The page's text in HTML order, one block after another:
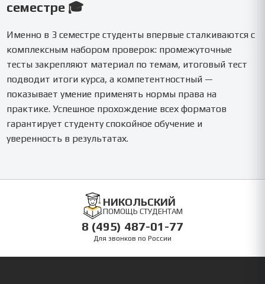
семестре 🎓
Именно в 3 семестре студенты впервые сталкиваются с
комплексным набором проверок: промежуточные
тесты закрепляют материал по темам, итоговый тест
подводит итоги курса, а компетентностный —
показывает умение применять нормы права на
практике. Успешное прохождение всех форматов
гарантирует студенту спокойное обучение и
уверенность в результатах.
НИКОЛЬСКИЙ
ПОМОЩЬ СТУДЕНТАМ
8 (495) 487-01-77
Для звонков по России